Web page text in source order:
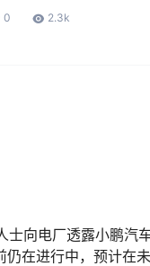
0 2.3k
士向电厂透露小鹏汽
在进行中，预计在